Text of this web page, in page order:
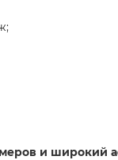
и широкий